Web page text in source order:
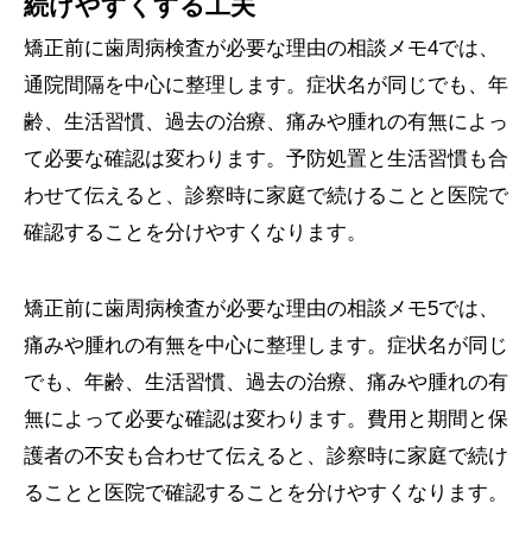
続けやすくする工夫
矯正前に歯周病検査が必要な理由の相談メモ4では、
通院間隔を中心に整理します。症状名が同じでも、年
齢、生活習慣、過去の治療、痛みや腫れの有無によっ
て必要な確認は変わります。予防処置と生活習慣も合
わせて伝えると、診察時に家庭で続けることと医院で
確認することを分けやすくなります。
矯正前に歯周病検査が必要な理由の相談メモ5では、
痛みや腫れの有無を中心に整理します。症状名が同じ
でも、年齢、生活習慣、過去の治療、痛みや腫れの有
無によって必要な確認は変わります。費用と期間と保
護者の不安も合わせて伝えると、診察時に家庭で続け
ることと医院で確認することを分けやすくなります。